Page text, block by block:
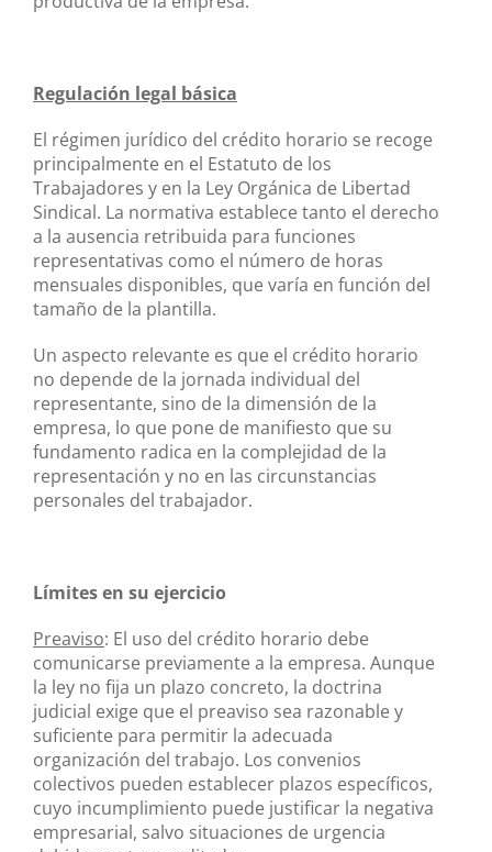
Regulación legal básica
El régimen jurídico del crédito horario se recoge
principalmente en el Estatuto de los
Trabajadores y en la Ley Orgánica de Libertad
Sindical. La normativa establece tanto el derecho
a la ausencia retribuida para funciones
representativas como el número de horas
mensuales disponibles, que varía en función del
tamaño de la plantilla.
Un aspecto relevante es que el crédito horario
no depende de la jornada individual del
representante, sino de la dimensión de la
empresa, lo que pone de manifiesto que su
fundamento radica en la complejidad de la
representación y no en las circunstancias
personales del trabajador.
Límites en su ejercicio
Preaviso: El uso del crédito horario debe
comunicarse previamente a la empresa. Aunque
la ley no fija un plazo concreto, la doctrina
judicial exige que el preaviso sea razonable y
suficiente para permitir la adecuada
organización del trabajo. Los convenios
colectivos pueden establecer plazos específicos,
cuyo incumplimiento puede justificar la negativa
empresarial, salvo situaciones de urgencia